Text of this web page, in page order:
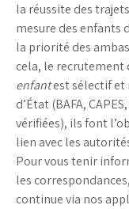
la réussite des
mesure des enfants
la priorité des
cela, le recrutement
enfantest sélectif et
d’État (BAFA,
vérifiées), ils font
lien avec les
Pour vous tenir
les
continue via nos